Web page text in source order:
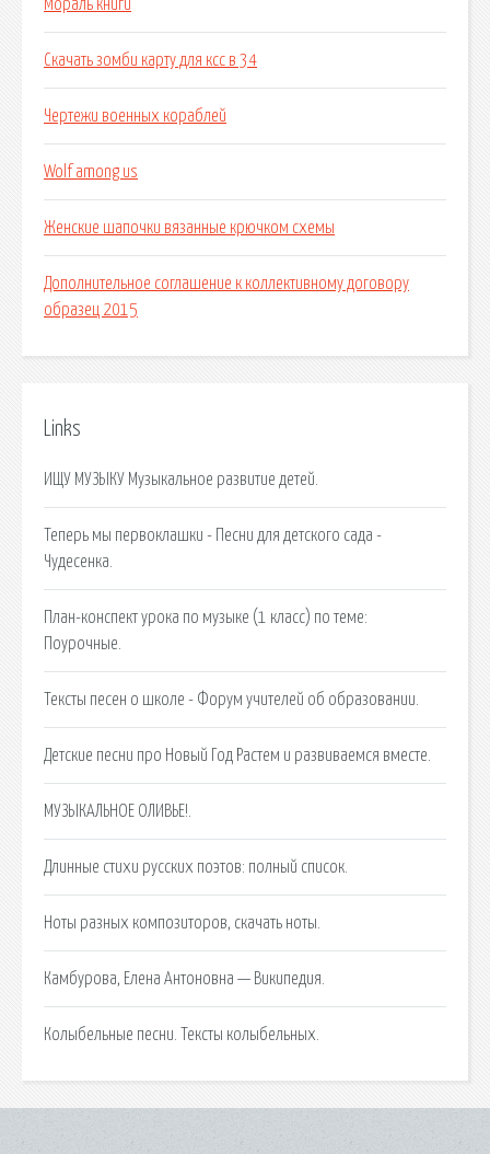
Мораль книги
Скачать зомби карту для ксс в 34
Чертежи военных кораблей
Wolf among us
Женские шапочки вязанные крючком схемы
Дополнительное соглашение к коллективному договору
образец 2015
Links
ИЩУ МУЗЫКУ Музыкальное развитие детей.
Теперь мы первоклашки - Песни для детского сада -
Чудесенка.
План-конспект урока по музыке (1 класс) по теме:
Поурочные.
Тексты песен о школе - Форум учителей об образовании.
Детские песни про Новый Год Растем и развиваемся вместе.
МУЗЫКАЛЬНОЕ ОЛИВЬЕ!.
Длинные стихи русских поэтов: полный список.
Ноты разных композиторов, скачать ноты.
Камбурова, Елена Антоновна — Википедия.
Колыбельные песни. Тексты колыбельных.